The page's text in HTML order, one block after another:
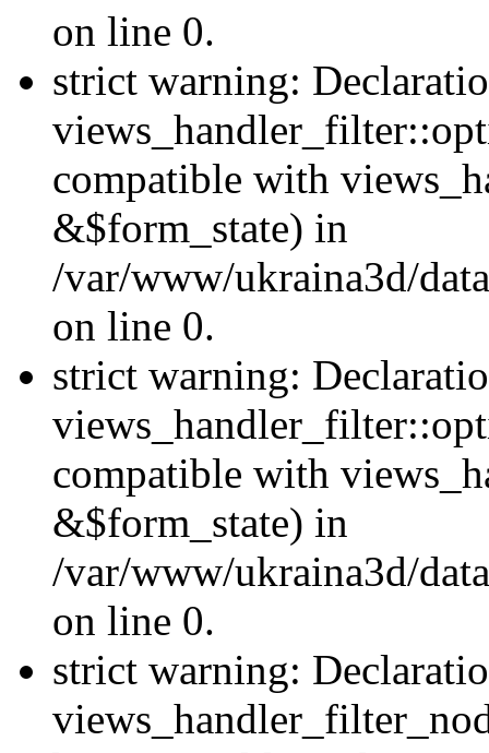
on line 0.
strict warning:
compatible with
&$form_state) in
/var/www/ukraina3d/
on line 0.
strict warning:
compatible with
&$form_state) in
/var/www/ukraina3d/
on line 0.
strict warning: